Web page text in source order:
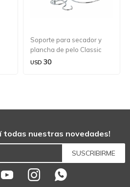
Soporte para secador y
plancha de pelo Classic
Wenko
USD 30
todas nuestras novedades!
SUSCRIBIRME
  